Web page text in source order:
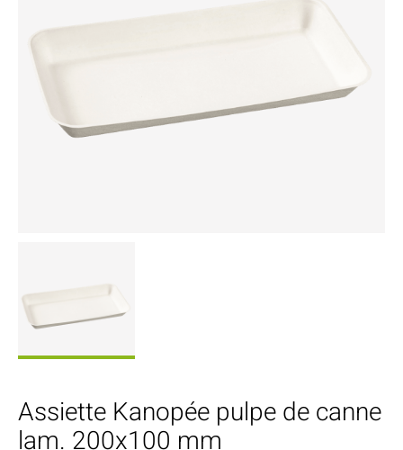
Assiette Kanopée pulpe de canne
lam. 200x100 mm